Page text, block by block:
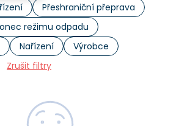
Přeshraniční přeprava
režimu odpadu
Nařízení
Výrobce
Zrušit filtry